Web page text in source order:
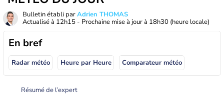
Bulletin établi parAdrien THOMAS
Actualisé à 12h15 - Prochaine mise à jour à 18h30 (heure locale)
En bref
Radar météo Heure par Heure Comparateur météo
Résumé de l’expert